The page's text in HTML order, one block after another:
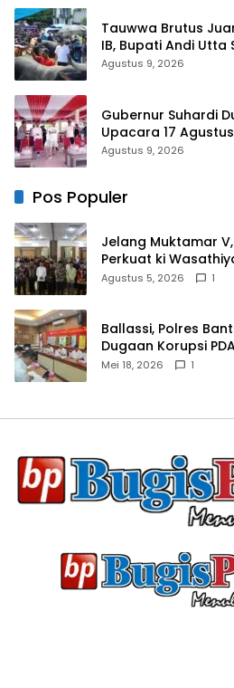
Tauwwa Brutus
IB, Bupati Andi Utta
Bikin Skala Lebih
Agustus 9, 2026
Gubernur Suhardi
Upacara 17
Kirang, Capai 80
Agustus 9, 2026
Pos Populer
Jelang Muktamar
Perkuat ki
Agustus 5, 2026 1
Ballassi, Polres
Dugaan Korupsi
Mei 18, 2026 1